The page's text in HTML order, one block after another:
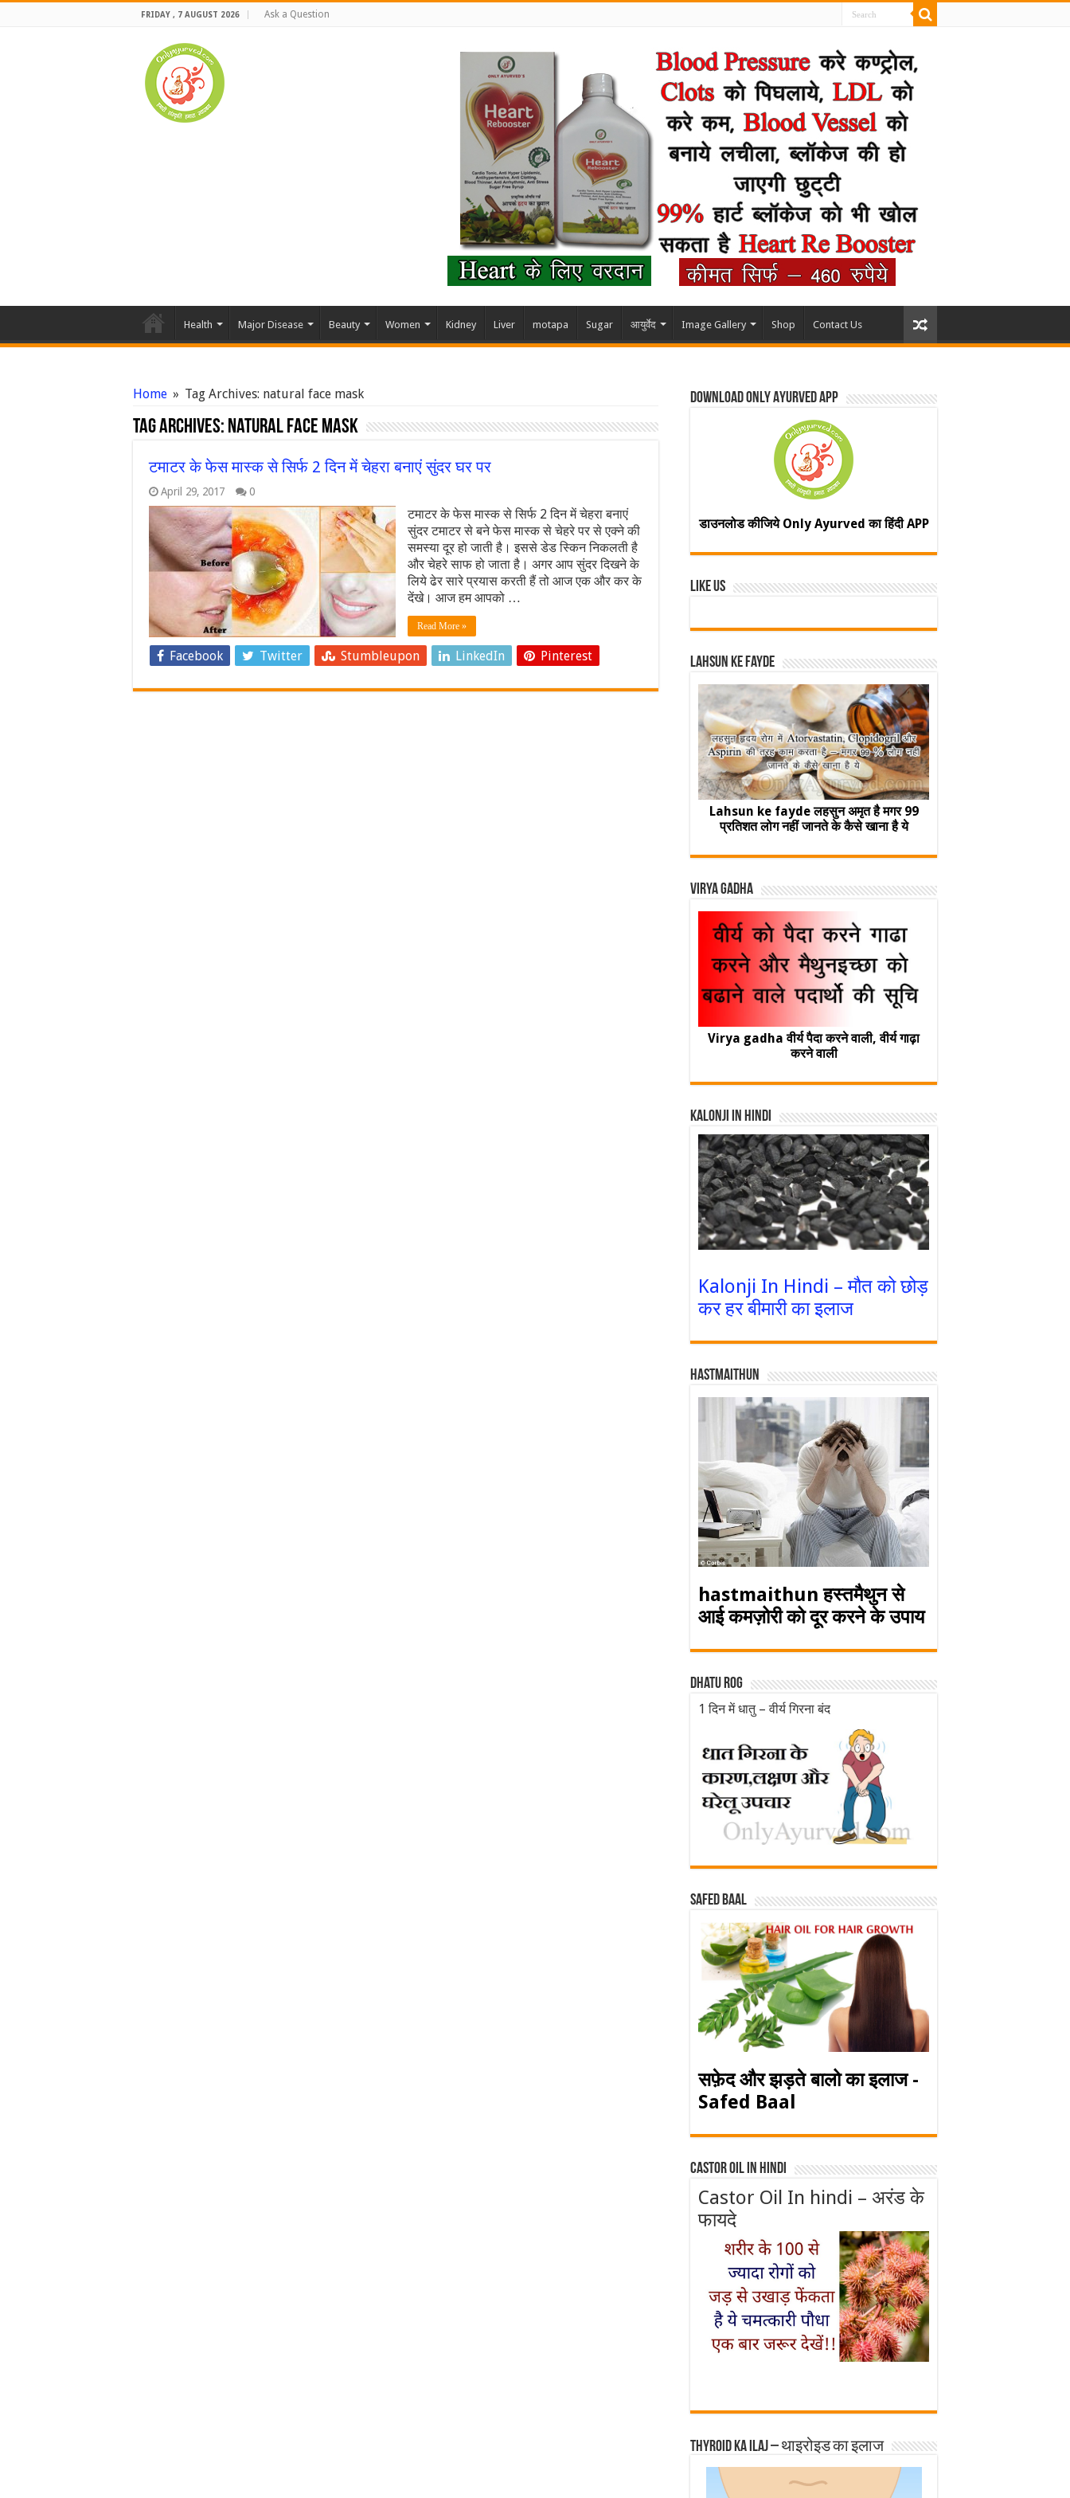
FRIDAY , 7 AUGUST 2026 Ask a Question
Health Major Disease Beauty Women Kidney Liver motapa Sugar आयुर्वेद Image Gallery Shop Contact Us
Home » Tag Archives: natural face mask
Tag Archives: natural face mask
टमाटर के फेस मास्‍क से सिर्फ 2 दिन में चेहरा बनाएं सुंदर घर पर
April 29, 2017 0
टमाटर के फेस मास्‍क से सिर्फ 2 दिन में चेहरा बनाएं
सुंदर टमाटर से बने फेस मास्‍क से चेहरे पर से एक्‍ने की
समस्‍या दूर हो जाती है। इससे डेड स्‍किन निकलती है
और चेहरे साफ हो जाता है। अगर आप सुंदर दिखने के
लिये ढेर सारे प्रयास करती हैं तो आज एक और कर के
देंखे। आज हम आपको …
Read More »
Facebook Twitter Stumbleupon LinkedIn Pinterest
Download Only Ayurved App
डाउनलोड कीजिये Only Ayurved का हिंदी APP
Like Us
Lahsun ke fayde
Lahsun ke fayde लहसुन अमृत है मगर 99
प्रतिशत लोग नहीं जानते के कैसे खाना है ये
Virya Gadha
Virya gadha वीर्य पैदा करने वाली, वीर्य गाढ़ा
करने वाली
Kalonji In Hindi
Kalonji In Hindi – मौत को छोड़
कर हर बीमारी का इलाज
Hastmaithun
hastmaithun हस्तमैथुन से
आई कमज़ोरी को दूर करने के उपाय
Dhatu rog
1 दिन में धातु – वीर्य गिरना बंद
Safed baal
सफ़ेद और झड़ते बालो का इलाज -
Safed Baal
Castor Oil In Hindi
Castor Oil In hindi – अरंड के
फायदे
Thyroid ka ilaj – थाइरोइड का इलाज